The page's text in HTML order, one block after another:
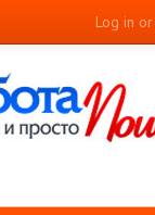
Log in